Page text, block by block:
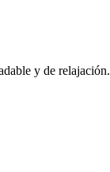
y de relajación.